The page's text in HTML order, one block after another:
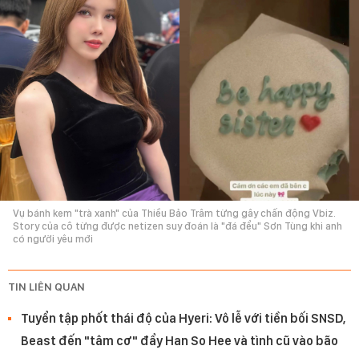
Vụ bánh kem "trà xanh" của Thiều Bảo Trâm từng gây chấn động Vbiz.
Story của cô từng được netizen suy đoán là "đá đểu" Sơn Tùng khi anh
có người yêu mới
TIN LIÊN QUAN
Tuyển tập phốt thái độ của Hyeri: Vô lễ với tiền bối SNSD,
Beast đến "tâm cơ" đẩy Han So Hee và tình cũ vào bão